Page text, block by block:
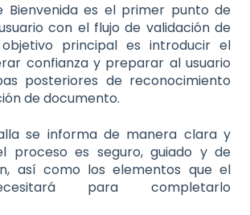
Bienvenida es el primer punto de
con el flujo de validación de
objetivo principal es introducir el
confianza y preparar al usuario
posteriores de reconocimiento
de documento.
se informa de manera clara y
proceso es seguro, guiado y de
así como los elementos que el
para completarlo